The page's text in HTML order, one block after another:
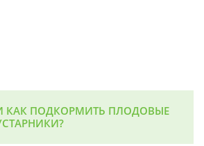
КАК ПОДКОРМИТЬ ПЛОДОВЫЕ